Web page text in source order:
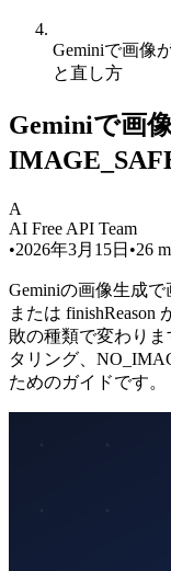
Geminiで画像
と直し方
Geminiで画
A
AI Free API Team
•2026年3月15日 •26
Geminiの画像生成
または
敗の種類で変わり
タリング、
ためのガイドです。